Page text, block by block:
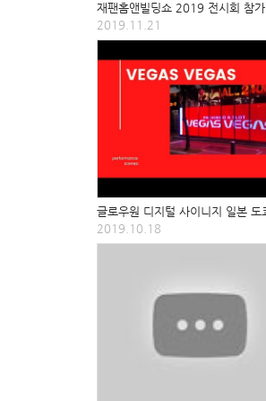
재팬홈앤빌딩쇼 2019 전시회 참가
2019.11.21
글로우원 디지털 사이니지 일본 도
2019.10.18